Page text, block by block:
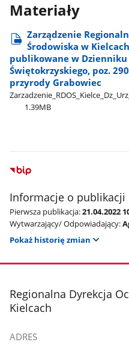
Materiały
Zarządzenie
Środowiska w
publikowane w
Świętokrzyskiego, poz.
przyrody Grabowiec
1.39MB
Informacje o
Pierwsza publikacja:21.04.2022
Wytwarzający/ Odpowiadający:
Pokaż historię zmian
stopka
Regionalna Dyrekcja
Kielcach
ADRES